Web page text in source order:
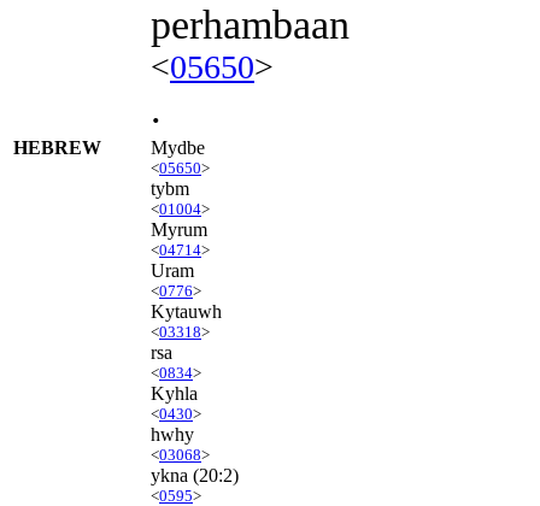
perhambaan
<05650>
.
HEBREW Mydbe
<05650>
tybm
<01004>
Myrum
<04714>
Uram
<0776>
Kytauwh
<03318>
rsa
<0834>
Kyhla
<0430>
hwhy
<03068>
ykna (20:2)
<0595>